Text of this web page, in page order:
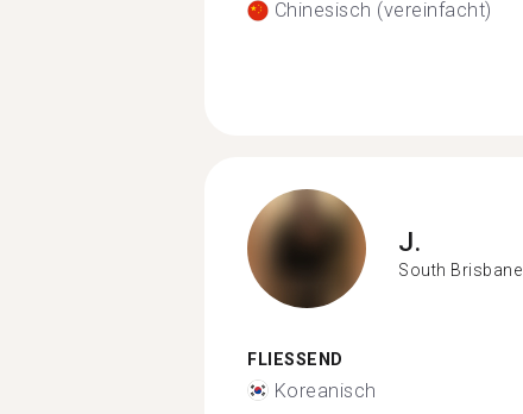
Chinesisch (vereinfacht)
J.
South Brisbane
FLIESSEND
Koreanisch